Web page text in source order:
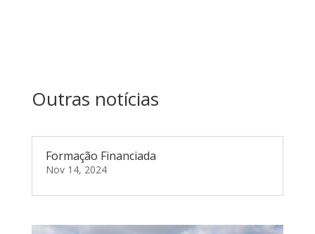
Outras notícias
Formação Financiada
Nov 14, 2024